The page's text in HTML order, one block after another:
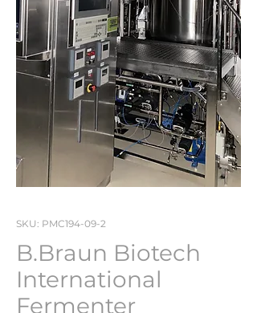
SKU: PMC194-09-2
B.Braun Biotech
International
Fermenter